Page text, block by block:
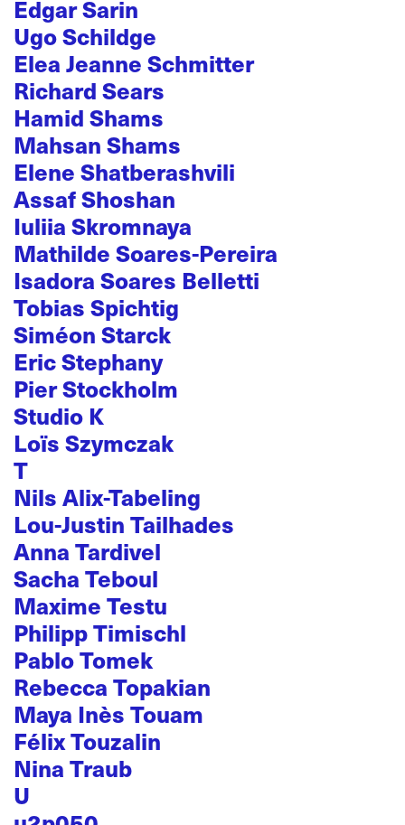
Edgar Sarin
Ugo Schildge
Elea Jeanne Schmitter
Richard Sears
Hamid Shams
Mahsan Shams
Elene Shatberashvili
Assaf Shoshan
Iuliia Skromnaya
Mathilde Soares-Pereira
Isadora Soares Belletti
Tobias Spichtig
Siméon Starck
Eric Stephany
Pier Stockholm
Studio K
Loïs Szymczak
T
Nils Alix-Tabeling
Lou-Justin Tailhades
Anna Tardivel
Sacha Teboul
Maxime Testu
Philipp Timischl
Pablo Tomek
Rebecca Topakian
Maya Inès Touam
Félix Touzalin
Nina Traub
U